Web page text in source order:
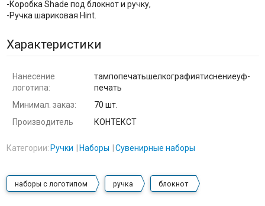
-Коробка Shade под блокнот и ручку,
-Ручка шариковая Hint.
Характеристики
Нанесение
логотипа:
тампопечатьшелкографиятиснениеуф-
печать
Минимал. заказ:
70 шт.
Производитель
КОНТЕКСТ
Категории: Ручки Наборы Сувенирные наборы
наборы с логотипом ручка блокнот